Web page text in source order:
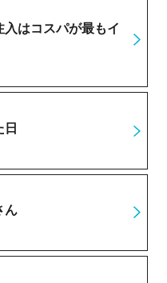
はコスパが最もイ
ん